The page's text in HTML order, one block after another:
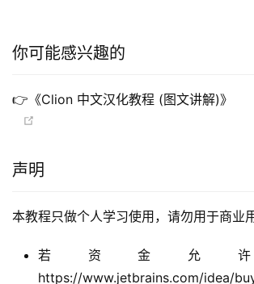
你可能感兴趣的
👉《Clion 中文汉化教程 (图文讲解)》
声明
本教程只做个人学习使用，请勿用于商业用
若资金允
https://www.jetbrains.com/idea/